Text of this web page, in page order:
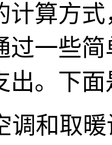
计算方
过一些
出。下
调和取